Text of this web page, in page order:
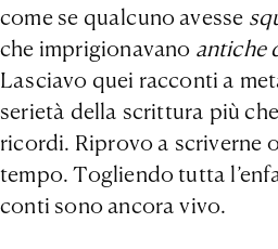
come se qualcuno avesse
che imprigionavano antiche
Lasciavo quei racconti a
serietà della scrittura più
ricordi. Riprovo a scriverne
tempo. Togliendo tutta
conti sono ancora vivo.